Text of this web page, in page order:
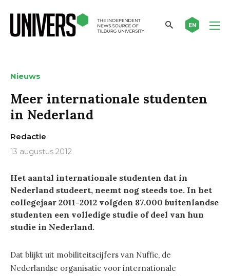
EN
Nieuws
Meer internationale studenten
in Nederland
Redactie
13 augustus 2012
Het aantal internationale studenten dat in
Nederland studeert, neemt nog steeds toe. In het
collegejaar 2011-2012 volgden 87.000 buitenlandse
studenten een volledige studie of deel van hun
studie in Nederland.
Dat blijkt uit mobiliteitscijfers van Nuffic, de
Nederlandse organisatie voor internationale